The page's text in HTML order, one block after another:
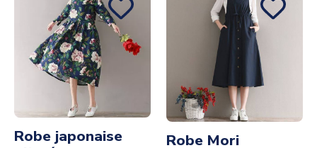
Robe japonaise
Robe Mori